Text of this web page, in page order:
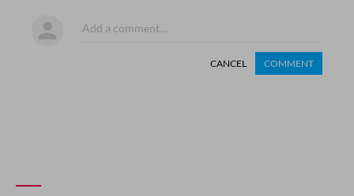
CANCEL COMMENT